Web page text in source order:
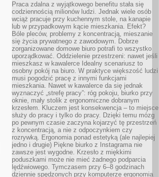
Praca zdalna z wyjątkowego benefitu stała się
codziennością milionów ludzi. Jednak wiele osób
wciąż pracuje przy kuchennym stole, na kanapie
lub w przypadkowym kącie mieszkania. Efekt?
Bóle pleców, problemy z koncentracją, mieszanie
się życia prywatnego z zawodowym. Dobrze
zorganizowane domowe biuro potrafi to wszystko
uporządkować. Oddzielenie przestrzeni: nawet jeśli
mieszkasz w kawalerce Idealny scenariusz to
osobny pokój na biuro. W praktyce większość ludzi
musi pogodzić pracę z innymi funkcjami
mieszkania. Nawet w kawalerce da się jednak
wyznaczyć „strefę pracy”: róg pokoju, biurko przy
oknie, mały stolik z ergonomiczne dobranym
krzesłem. Kluczem jest konsekwencja – to miejsce
służy do pracy i tylko do pracy. Dzięki temu mózg
po pewnym czasie zaczyna kojarzyć tę przestrzeń
z koncentracją, a nie z odpoczynkiem czy
rozrywką. Ergonomia ponad estetyką (ale najlepiej
jedno i drugie) Piękne biurko z Instagrama nie
zawsze jest wygodne. Krzesło z miękkimi
poduszkami może nie mieć żadnego podparcia
lędźwiowego. Tymczasem przy 6–8 godzinach
dziennie spędzonych przy komputerze ergonomia